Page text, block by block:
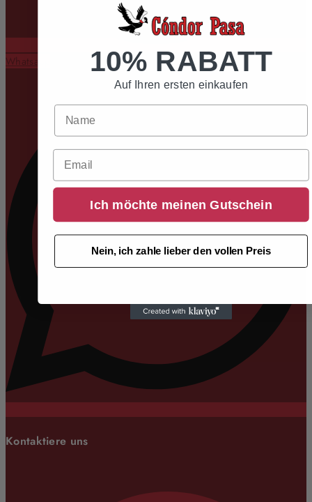
Whatsapp
Kontaktiere uns
10% RABATT
Auf Ihren ersten einkaufen
Email
Ich möchte meinen Gutschein
Nein, ich zahle lieber den vollen Preis